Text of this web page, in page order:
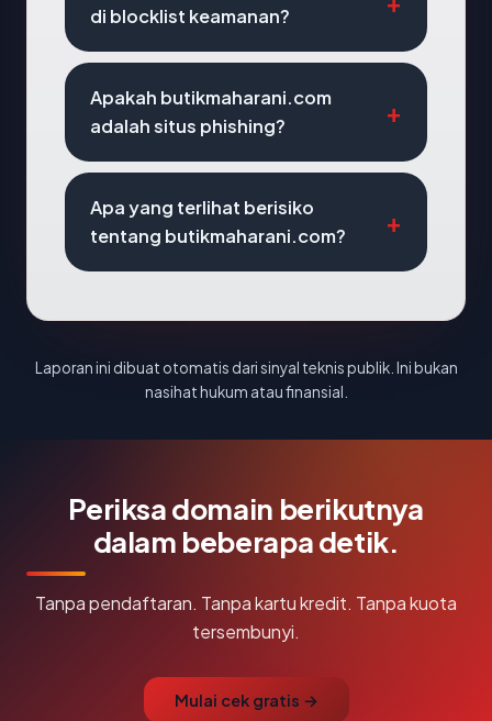
di blocklist keamanan?
Apakah butikmaharani.com
adalah situs phishing?
Apa yang terlihat berisiko
tentang butikmaharani.com?
Laporan ini dibuat otomatis dari sinyal teknis publik. Ini bukan
nasihat hukum atau finansial.
Periksa domain berikutnya
dalam beberapa detik.
Tanpa pendaftaran. Tanpa kartu kredit. Tanpa kuota
tersembunyi.
Mulai cek gratis →